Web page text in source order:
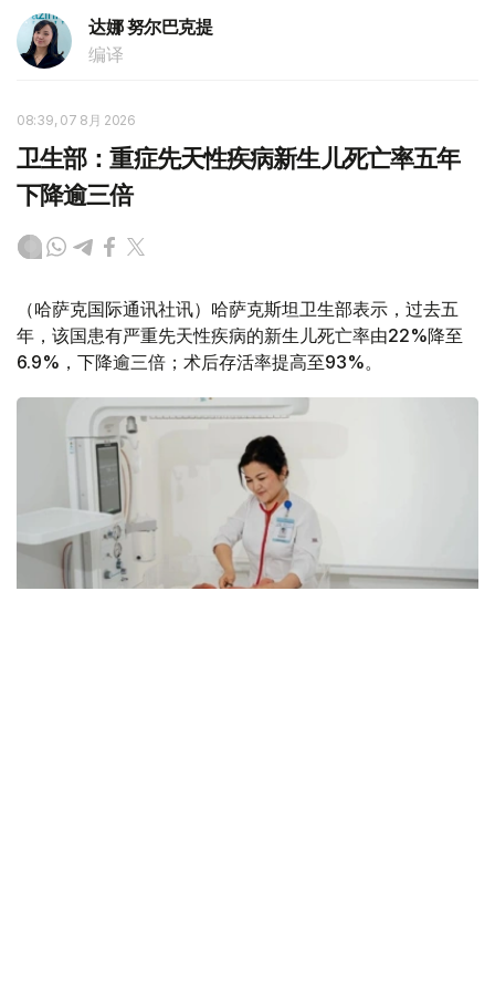
达娜 努尔巴克提
编译
08:39, 07 8月 2026
卫生部：重症先天性疾病新生儿死亡率五年
下降逾三倍
（哈萨克国际通讯社讯）哈萨克斯坦卫生部表示，过去五
年，该国患有严重先天性疾病的新生儿死亡率由22%降至
6.9%，下降逾三倍；术后存活率提高至93%。